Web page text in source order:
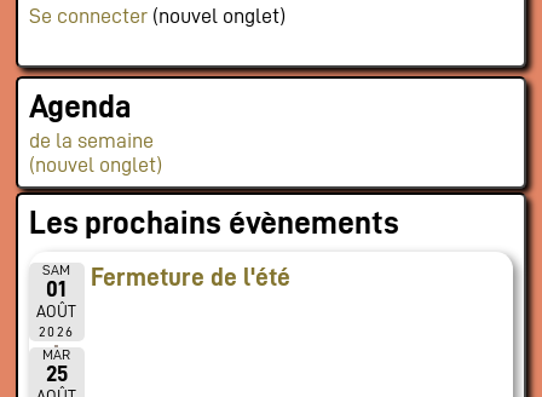
Se connecter(nouvel onglet)
Agenda
de la semaine
(nouvel onglet)
Les prochains évènements
SAM
01
AOÛT
2026
MAR
25
Fermeture de l'été